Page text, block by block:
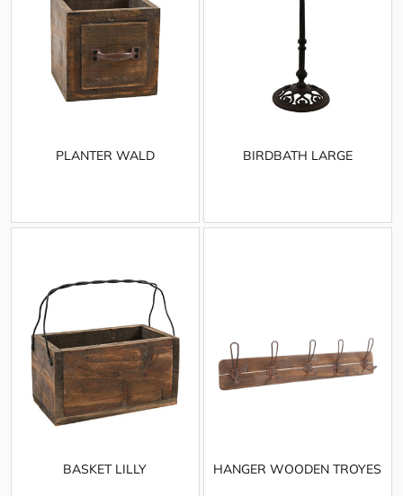
PLANTER WALD BIRDBATH LARGE
BASKET LILLY HANGER WOODEN TROYES